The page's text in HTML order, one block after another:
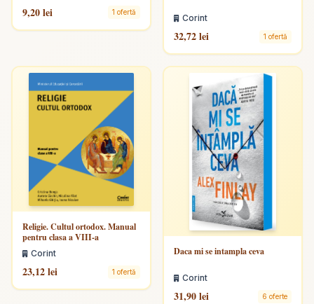
9,20 lei 1 ofertă
Corint
32,72 lei 1 ofertă
Religie. Cultul ortodox. Manual
pentru clasa a VIII-a
Corint
23,12 lei 1 ofertă
Daca mi se intampla ceva
Corint
31,90 lei 6 oferte